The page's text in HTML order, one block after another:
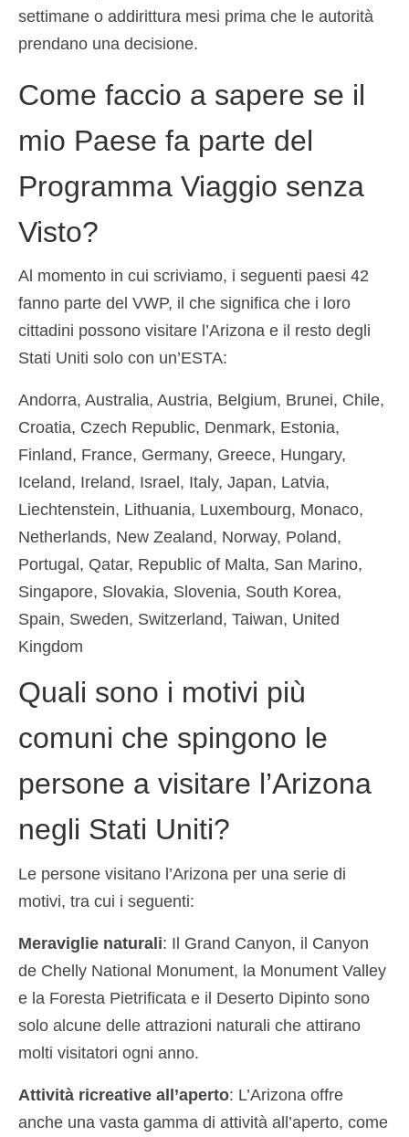
settimane o addirittura mesi prima che le autorità
prendano una decisione.
Come faccio a sapere se il
mio Paese fa parte del
Programma Viaggio senza
Visto?
Al momento in cui scriviamo, i seguenti paesi 42
fanno parte del VWP, il che significa che i loro
cittadini possono visitare l’Arizona e il resto degli
Stati Uniti solo con un’ESTA:
Andorra, Australia, Austria, Belgium, Brunei, Chile,
Croatia, Czech Republic, Denmark, Estonia,
Finland, France, Germany, Greece, Hungary,
Iceland, Ireland, Israel, Italy, Japan, Latvia,
Liechtenstein, Lithuania, Luxembourg, Monaco,
Netherlands, New Zealand, Norway, Poland,
Portugal, Qatar, Republic of Malta, San Marino,
Singapore, Slovakia, Slovenia, South Korea,
Spain, Sweden, Switzerland, Taiwan, United
Kingdom
Quali sono i motivi più
comuni che spingono le
persone a visitare l’Arizona
negli Stati Uniti?
Le persone visitano l’Arizona per una serie di
motivi, tra cui i seguenti:
Meraviglie naturali: Il Grand Canyon, il Canyon
de Chelly National Monument, la Monument Valley
e la Foresta Pietrificata e il Deserto Dipinto sono
solo alcune delle attrazioni naturali che attirano
molti visitatori ogni anno.
Attività ricreative all’aperto: L’Arizona offre
anche una vasta gamma di attività all’aperto, come